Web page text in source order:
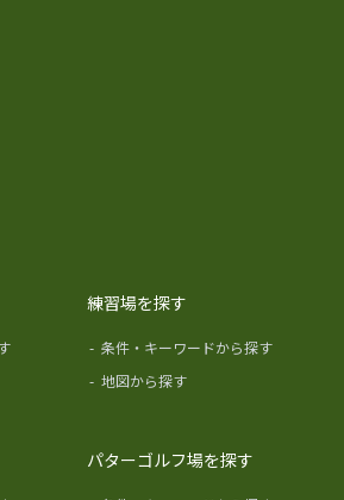
練習場を探す
- 条件・キーワードから探す
- 地図から探す
パターゴルフ場を探す